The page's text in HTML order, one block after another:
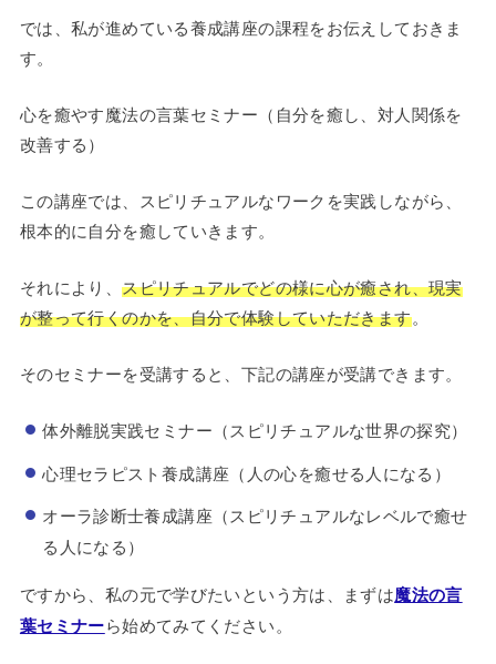
では、私が進めている養成講座の課程をお伝えしておきま
す。
心を癒やす魔法の言葉セミナー（自分を癒し、対人関係を
改善する）
この講座では、スピリチュアルなワークを実践しながら、
根本的に自分を癒していきます。
それにより、スピリチュアルでどの様に心が癒され、現実
が整って行くのかを、自分で体験していただきます。
そのセミナーを受講すると、下記の講座が受講できます。
体外離脱実践セミナー（スピリチュアルな世界の探究）
心理セラピスト養成講座（人の心を癒せる人になる）
オーラ診断士養成講座（スピリチュアルなレベルで癒せ
る人になる）
ですから、私の元で学びたいという方は、まずは魔法の言
葉セミナーら始めてみてください。